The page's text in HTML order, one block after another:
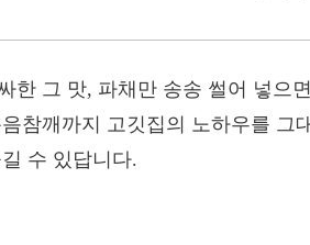
한 그 맛, 파채만 송송 썰어 넣으
참깨까지 고깃집의 노하우를 그
수 있답니다.